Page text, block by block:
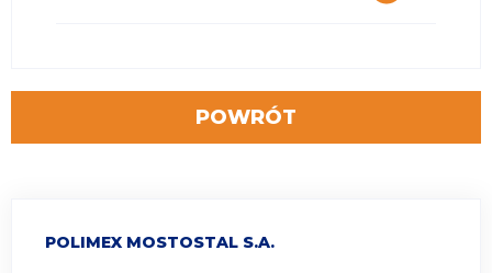
POLIMEX MOSTOSTAL S.A.
POWRÓT